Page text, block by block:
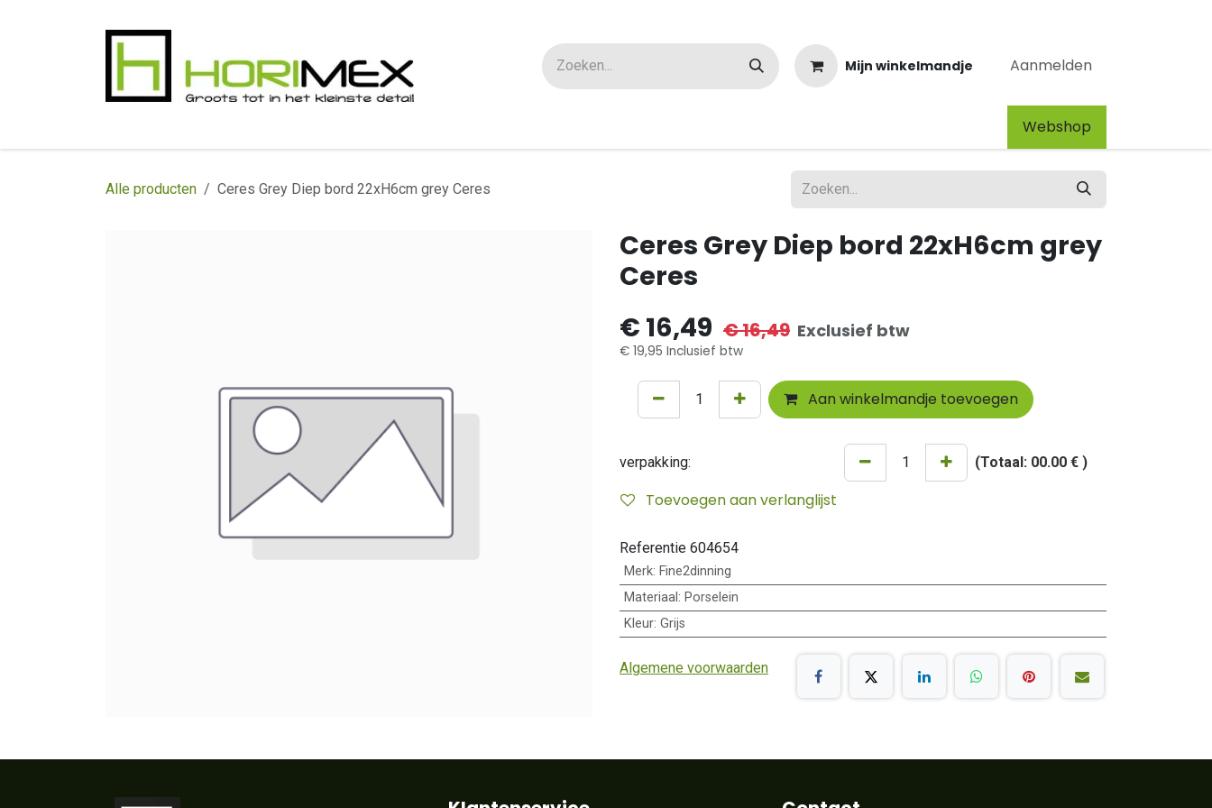
Mijn winkelmandje Aanmelden
Webshop​
Alle producten Ceres Grey Diep bord 22xH6cm grey Ceres
Ceres Grey Diep bord 22xH6cm grey
Ceres
€ 16,49 €16,49 Exclusief btw
€ 19,95 Inclusief btw
Aan winkelmandje toevoegen
verpakking: (Totaal: 00.00 € )
Toevoegen aan verlanglijst
Referentie 604654
Merk: Fine2dinning
Materiaal : Porselein
Kleur: Grijs
Algemene voorwaarden